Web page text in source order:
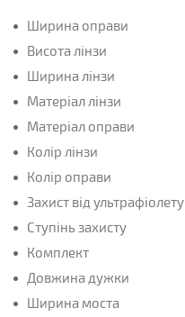
Ширина оправи
Висота лінзи
Ширина лінзи
Матеріал лінзи
Матеріал оправи
Колір лінзи
Колір оправи
Захист від ультрафіолету
Ступінь захисту
Комплект
Довжина дужки
Ширина моста